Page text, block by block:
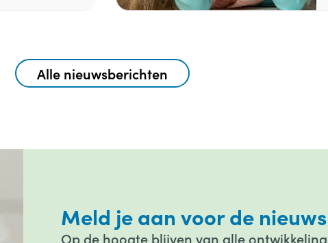
Alle nieuwsberichten
Meld je aan voor de
Op de hoogte blijven van alle